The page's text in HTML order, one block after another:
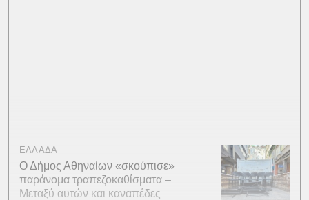
ΕΛΛΑΔΑ
Ο Δήμος Αθηναίων «σκούπισε»
παράνομα τραπεζοκαθίσματα –
Μεταξύ αυτών και καναπέδες